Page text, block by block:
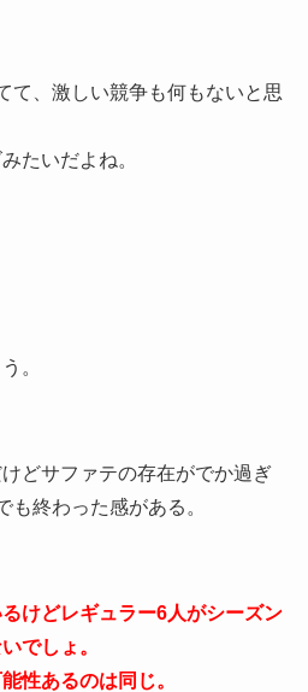
て、激しい競争も何もないと思
たいだよね。
。
どサファテの存在がでか過ぎ
も終わった感がある。
けどレギュラー6人がシーズン
でしょ。
性あるのは同じ。